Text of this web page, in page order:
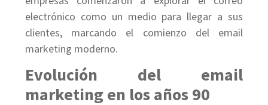
electrónico como un medio para llegar a sus
clientes, marcando el comienzo del email
marketing moderno.
Evolución del email
marketing en los años 90